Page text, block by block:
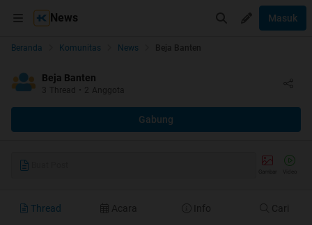
News Masuk
Beranda Komunitas News Beja Banten
Beja Banten
3 Thread • 2 Anggota
Gabung
Thread Acara Info Cari